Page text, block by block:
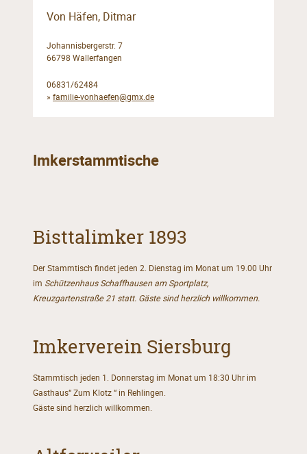
Von Häfen, Ditmar
Johannisbergerstr. 7
66798 Wallerfangen
06831/62484
» familie-vonhaefen@gmx.de
Imkerstammtische
Bisttalimker 1893
Der Stammtisch findet jeden 2. Dienstag im Monat um 19.00 Uhr
im Schützenhaus Schaffhausen am Sportplatz,
Kreuzgartenstraße 21 statt. Gäste sind herzlich willkommen.
Imkerverein Siersburg
Stammtisch jeden 1. Donnerstag im Monat um 18:30 Uhr im
Gasthaus“ Zum Klotz “ in Rehlingen.
Gäste sind herzlich willkommen.